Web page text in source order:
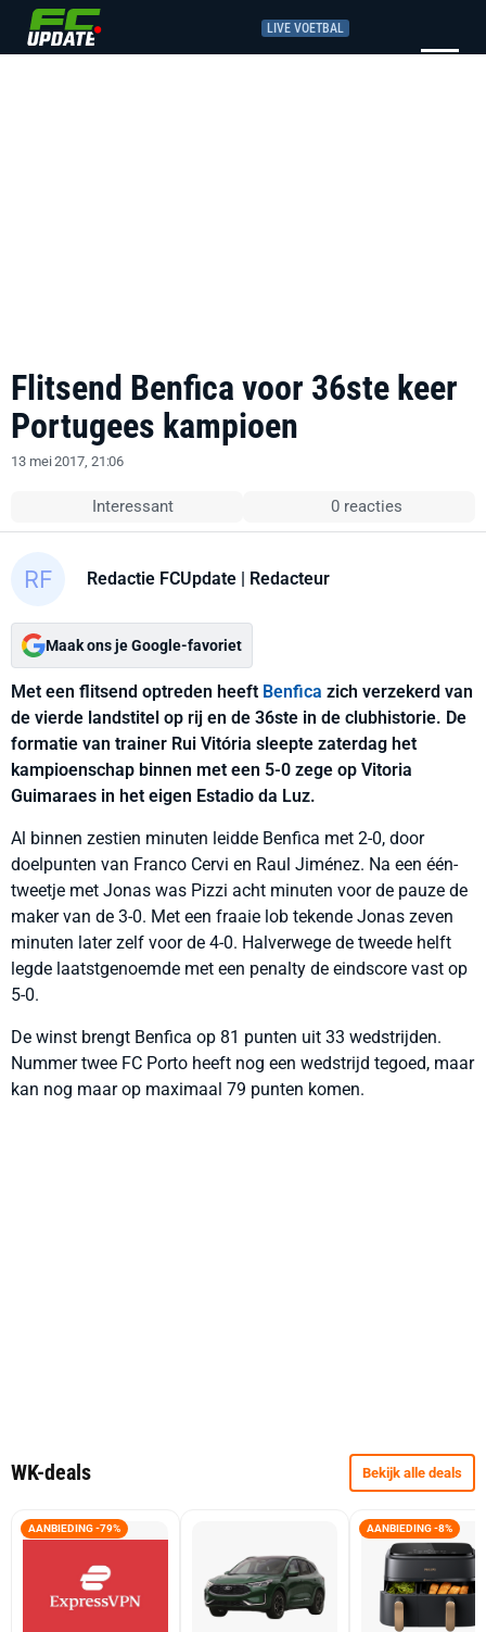
LIVE VOETBAL
Flitsend Benfica voor 36ste keer
Portugees kampioen
13 mei 2017, 21:06
Interessant 0 reacties
Redactie FCUpdate | Redacteur
Maak ons je Google-favoriet
Met een flitsend optreden heeft Benfica zich verzekerd van
de vierde landstitel op rij en de 36ste in de clubhistorie. De
formatie van trainer Rui Vitória sleepte zaterdag het
kampioenschap binnen met een 5-0 zege op Vitoria
Guimaraes in het eigen Estadio da Luz.
Al binnen zestien minuten leidde Benfica met 2-0, door
doelpunten van Franco Cervi en Raul Jiménez. Na een één-
tweetje met Jonas was Pizzi acht minuten voor de pauze de
maker van de 3-0. Met een fraaie lob tekende Jonas zeven
minuten later zelf voor de 4-0. Halverwege de tweede helft
legde laatstgenoemde met een penalty de eindscore vast op
5-0.
De winst brengt Benfica op 81 punten uit 33 wedstrijden.
Nummer twee FC Porto heeft nog een wedstrijd tegoed, maar
kan nog maar op maximaal 79 punten komen.
WK-deals Bekijk alle deals
AANBIEDING -79% AANBIEDING -8%